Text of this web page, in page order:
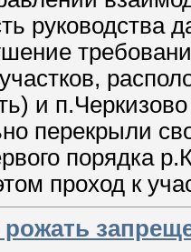
руководства
и
перекрыли
порядка
проход к